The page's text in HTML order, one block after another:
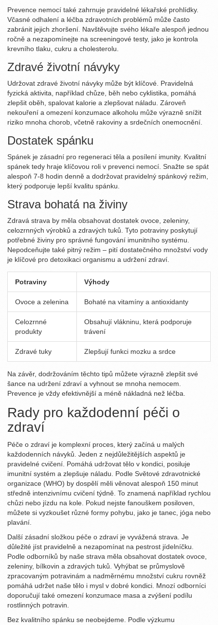
Prevence nemocí také zahrnuje pravidelné lékařské prohlídky.
Včasné odhalení a léčba zdravotních problémů může často
zabránit jejich zhoršení. Navštěvujte svého lékaře alespoň jednou
ročně a nezapomínejte na screeningové testy, jako je kontrola
krevního tlaku, cukru a cholesterolu.
Zdravé životní návyky
Udržovat zdravé životní návyky může být klíčové. Pravidelná
fyzická aktivita, například chůze, běh nebo cyklistika, pomáhá
zlepšit oběh, spalovat kalorie a zlepšovat náladu. Zároveň
nekouření a omezení konzumace alkoholu může výrazně snížit
riziko mnoha chorob, včetně rakoviny a srdečních onemocnění.
Dostatek spánku
Spánek je zásadní pro regeneraci těla a posílení imunity. Kvalitní
spánek tedy hraje klíčovou roli v prevenci nemocí. Snažte se spát
alespoň 7-8 hodin denně a dodržovat pravidelný spánkový režim,
který podporuje lepší kvalitu spánku.
Strava bohatá na živiny
Zdravá strava by měla obsahovat dostatek ovoce, zeleniny,
celozrnných výrobků a zdravých tuků. Tyto potraviny poskytují
potřebné živiny pro správné fungování imunitního systému.
Nepodceňujte také pitný režim – pití dostatečného množství vody
je klíčové pro detoxikaci organismu a udržení zdraví.
Potraviny Výhody
Ovoce a zelenina Bohaté na vitamíny a antioxidanty
Celozrnné
produkty
Obsahují vlákninu, která podporuje
trávení
Zdravé tuky Zlepšují funkci mozku a srdce
Na závěr, dodržováním těchto tipů můžete výrazně zlepšit své
šance na udržení zdraví a vyhnout se mnoha nemocem.
Prevence je vždy efektivnější a méně nákladná než léčba.
Rady pro každodenní péči o
zdraví
Péče o zdraví je komplexní proces, který začíná u malých
každodenních návyků. Jeden z nejdůležitějších aspektů je
pravidelné cvičení. Pomáhá udržovat tělo v kondici, posiluje
imunitní systém a zlepšuje náladu. Podle Světové zdravotnické
organizace (WHO) by dospělí měli věnovat alespoň 150 minut
středně intenzivnímu cvičení týdně. To znamená například rychlou
chůzi nebo jízdu na kole. Pokud nejste fanouškem posiloven,
můžete si vyzkoušet různé formy pohybu, jako je tanec, jóga nebo
plavání.
Další zásadní složkou péče o zdraví je vyvážená strava. Je
důležité jíst pravidelně a nezapomínat na pestrost jídelníčku.
Podle odborníků by naše strava měla obsahovat dostatek ovoce,
zeleniny, bílkovin a zdravých tuků. Vyhýbat se průmyslově
zpracovaným potravinám a nadměrnému množství cukru rovněž
pomáhá udržet naše tělo i mysl v dobré kondici. Mnozí odborníci
doporučují také omezení konzumace masa a zvýšení podílu
rostlinných potravin.
Bez kvalitního spánku se neobejdeme. Podle výzkumu